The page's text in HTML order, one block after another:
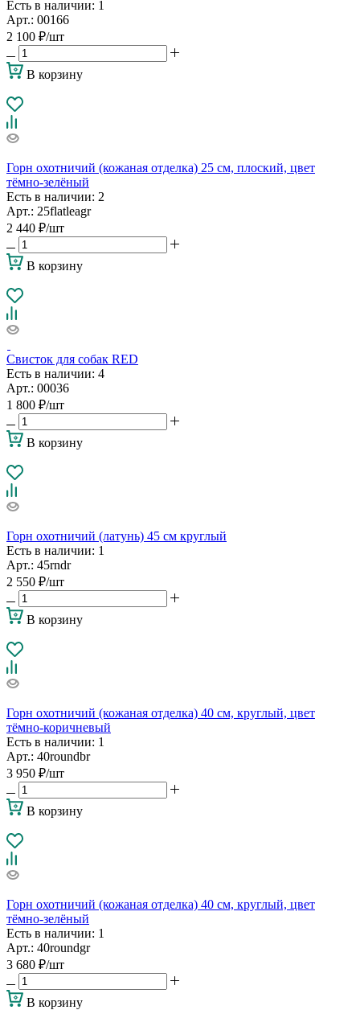
Есть в наличии: 1
Арт.: 00166
2 100 ₽/шт
В корзину
Горн охотничий (кожаная отделка) 25 см, плоский, цвет
тёмно-зелёный
Есть в наличии: 2
Арт.: 25flatleagr
2 440 ₽/шт
В корзину
Свисток для собак RED
Есть в наличии: 4
Арт.: 00036
1 800 ₽/шт
В корзину
Горн охотничий (латунь) 45 см круглый
Есть в наличии: 1
Арт.: 45rndr
2 550 ₽/шт
В корзину
Горн охотничий (кожаная отделка) 40 см, круглый, цвет
тёмно-коричневый
Есть в наличии: 1
Арт.: 40roundbr
3 950 ₽/шт
В корзину
Горн охотничий (кожаная отделка) 40 см, круглый, цвет
тёмно-зелёный
Есть в наличии: 1
Арт.: 40roundgr
3 680 ₽/шт
В корзину